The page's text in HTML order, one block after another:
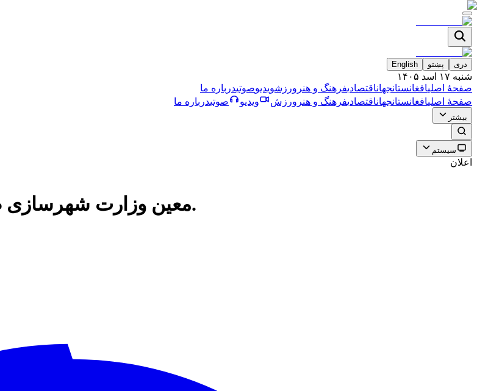
دری پښتو English
شنبه ۱۷ اسد ۱۴۰۵
صفحۀ اصلیافغانستانجهاناقتصادیفرهنگ و هنر ورزشویدیوصوتیدرباره ما
صفحۀ اصلیافغانستانجهاناقتصادیفرهنگ و هنر ورزش ویدیو صوتیدرباره ما
بیشتر
سیستم
اعلان
معين وزارت شهرسازى طالبان از برخورد با شيعيان عذرخواهى كرد.